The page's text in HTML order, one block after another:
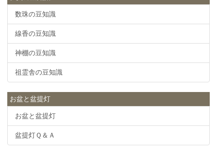
数珠の豆知識
線香の豆知識
神棚の豆知識
祖霊舎の豆知識
お盆と盆提灯
お盆と盆提灯
盆提灯Ｑ＆Ａ